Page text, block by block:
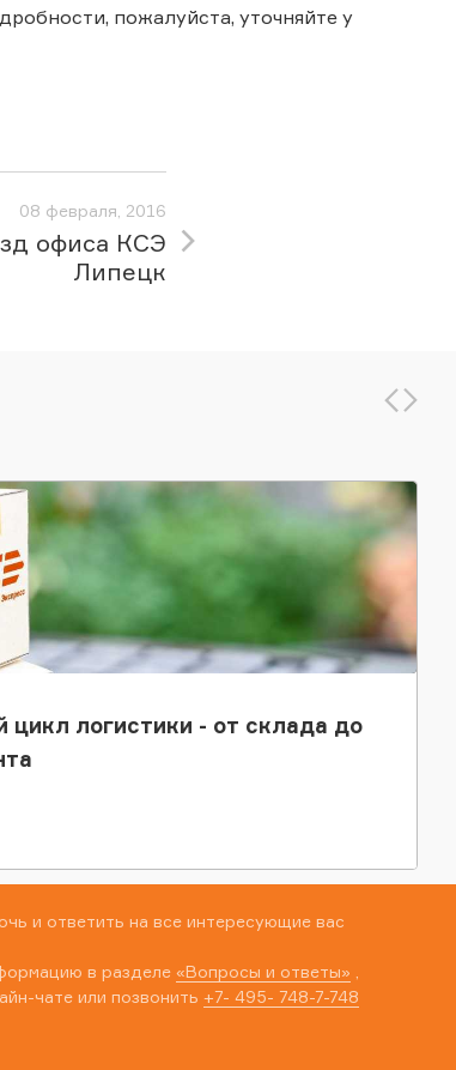
пожалуйста, уточняйте у
08 февраля, 2016
офиса КСЭ
Липецк
цикл логистики - от склада до
и ответить на все интересующие вас
в разделе «Вопросы и ответы»
чате или позвонить +7- 495- 748-7-748